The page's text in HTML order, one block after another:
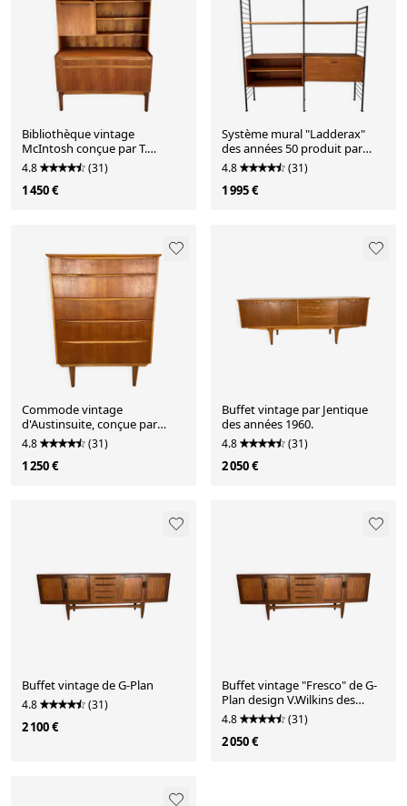
Bibliothèque vintage
McIntosh conçue par T.
Robertson des années 1960.
4.8 (31)
1 450 €
Système mural "Ladderax"
des années 50 produit par
Staples.
4.8 (31)
1 995 €
Commode vintage
d'Austinsuite, conçue par
Frank Guille, années 1960.
4.8 (31)
1 250 €
Buffet vintage par Jentique
des années 1960.
4.8 (31)
2 050 €
Buffet vintage de G-Plan
4.8 (31)
2 100 €
Buffet vintage "Fresco" de G-
Plan design V.Wilkins des
années 1960.
4.8 (31)
2 050 €